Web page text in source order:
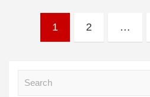
pagination
1 2 …